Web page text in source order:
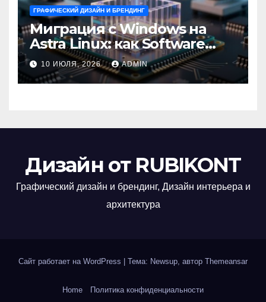
ГРАФИЧЕСКИЙ ДИЗАЙН И БРЕНДИНГ
Миграция с Windows на
Astra Linux: как Software
Group успешно перешла на
отечественную ОС
10 ИЮЛЯ, 2026 ADMIN
Дизайн от RUBIKONT
Графический дизайн и брендинг, Дизайн интерьера и
архитектура
Сайт работает на WordPress Тема: Newsup, автор Themeansar
Home Политика конфиденциальности